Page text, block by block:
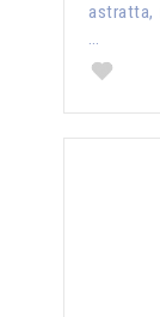
astratta,
…